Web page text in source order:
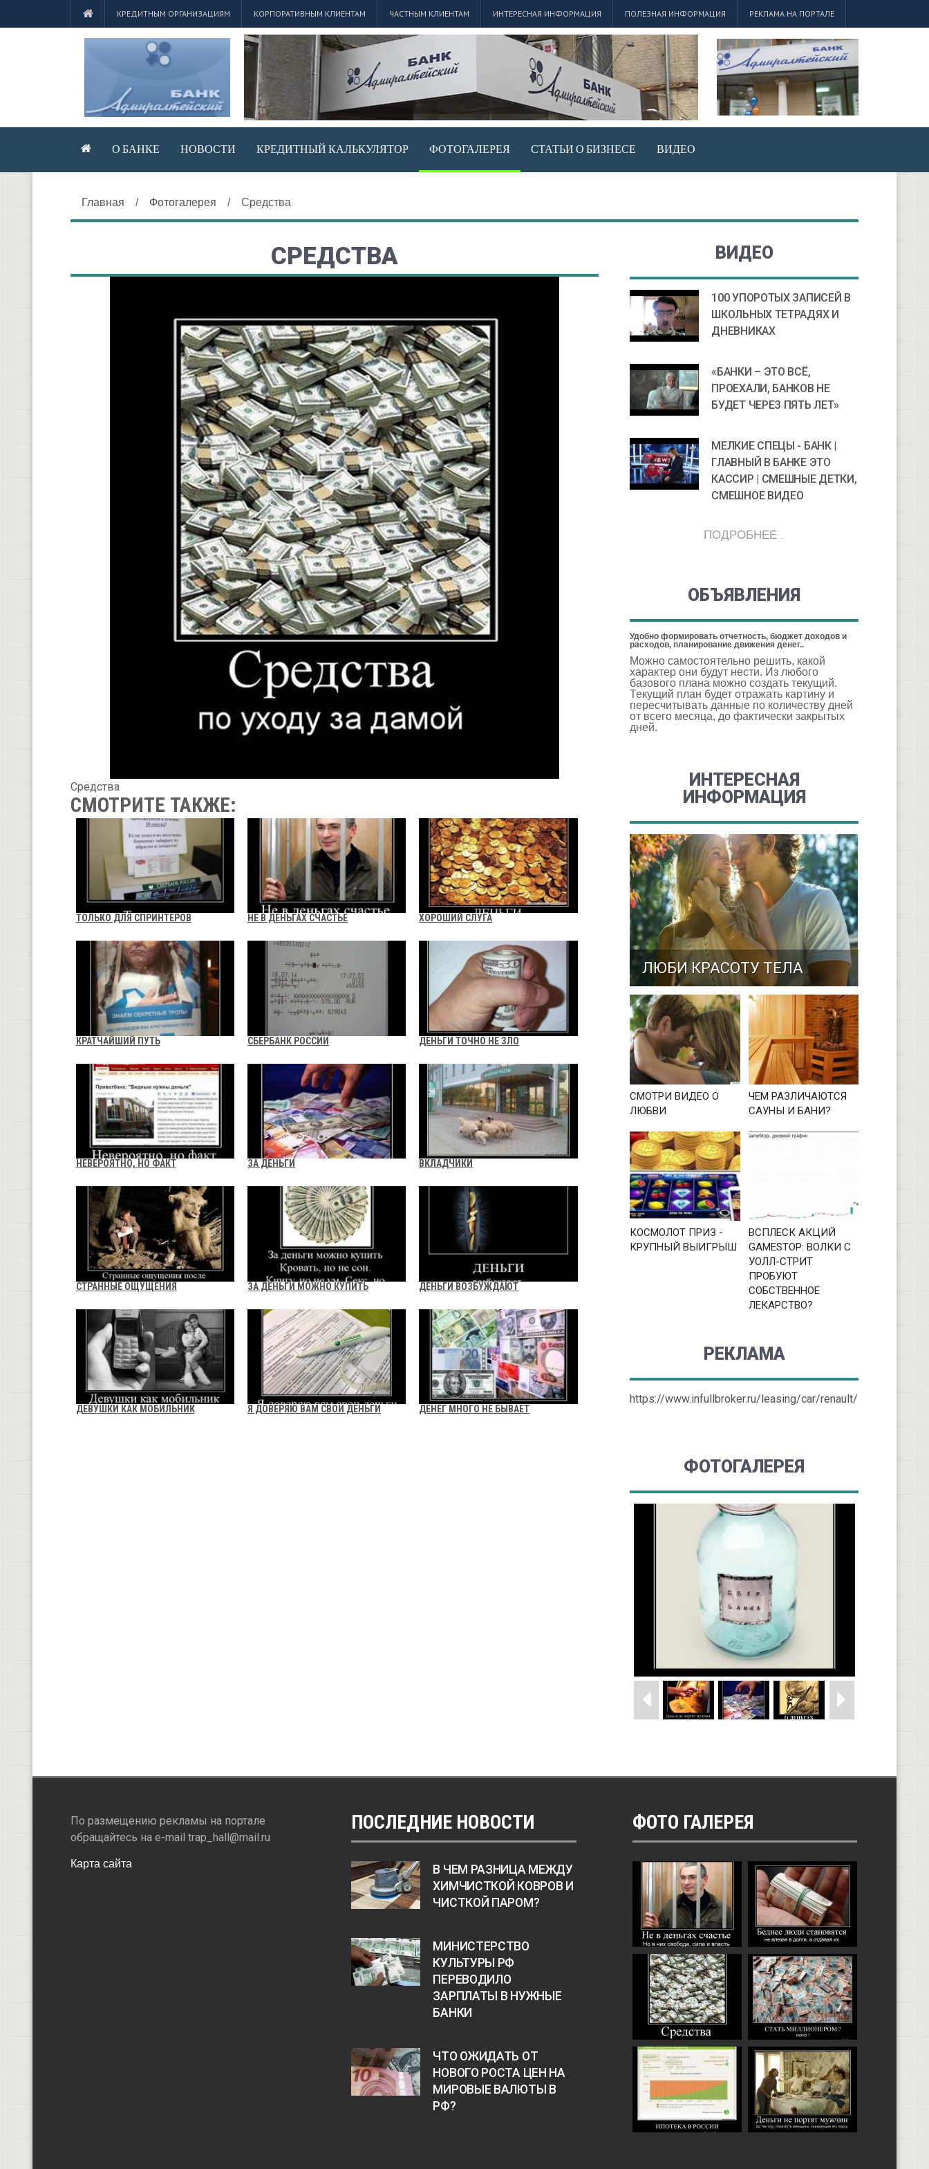
КРЕДИТНЫМ ОРГАНИЗАЦИЯМ КОРПОРАТИВНЫМ КЛИЕНТАМ ЧАСТНЫМ КЛИЕНТАМ ИНТЕРЕСНАЯ ИНФОРМАЦИЯ ПОЛЕЗНАЯ ИНФОРМАЦИЯ РЕКЛАМА НА ПОРТАЛЕ
О БАНКЕ НОВОСТИ КРЕДИТНЫЙ КАЛЬКУЛЯТОР ФОТОГАЛЕРЕЯ СТАТЬИ О БИЗНЕСЕ ВИДЕО
Главная / Фотогалерея / Средства
СРЕДСТВА
Средства
СМОТРИТЕ ТАКЖЕ:
ТОЛЬКО ДЛЯ СПРИНТЕРОВ НЕ В ДЕНЬГАХ СЧАСТЬЕ ХОРОШИЙ СЛУГА
КРАТЧАЙШИЙ ПУТЬ СБЕРБАНК РОССИИ ДЕНЬГИ ТОЧНО НЕ ЗЛО
НЕВЕРОЯТНО, НО ФАКТ ЗА ДЕНЬГИ ВКЛАДЧИКИ
СТРАННЫЕ ОЩУЩЕНИЯ ЗА ДЕНЬГИ МОЖНО КУПИТЬ ДЕНЬГИ ВОЗБУЖДАЮТ
ДЕВУШКИ КАК МОБИЛЬНИК Я ДОВЕРЯЮ ВАМ СВОИ ДЕНЬГИ ДЕНЕГ МНОГО НЕ БЫВАЕТ
ВИДЕО
100 УПОРОТЫХ ЗАПИСЕЙ В
ШКОЛЬНЫХ ТЕТРАДЯХ И
ДНЕВНИКАХ
«БАНКИ – ЭТО ВСЁ,
ПРОЕХАЛИ, БАНКОВ НЕ
БУДЕТ ЧЕРЕЗ ПЯТЬ ЛЕТ»
МЕЛКИЕ СПЕЦЫ - БАНК |
ГЛАВНЫЙ В БАНКЕ ЭТО
КАССИР | СМЕШНЫЕ ДЕТКИ,
СМЕШНОЕ ВИДЕО
ПОДРОБНЕЕ ...
ОБЪЯВЛЕНИЯ
Удобно формировать отчетность, бюджет доходов и
расходов, планирование движения денег..
Можно самостоятельно решить, какой
характер они будут нести. Из любого
базового плана можно создать текущий.
Текущий план будет отражать картину и
пересчитывать данные по количеству дней
от всего месяца, до фактически закрытых
дней.
ИНТЕРЕСНАЯ
ИНФОРМАЦИЯ
ЛЮБИ КРАСОТУ ТЕЛА
СМОТРИ ВИДЕО О
ЛЮБВИ
ЧЕМ РАЗЛИЧАЮТСЯ
САУНЫ И БАНИ?
КОСМОЛОТ ПРИЗ -
КРУПНЫЙ ВЫИГРЫШ
ВСПЛЕСК АКЦИЙ
GAMESTOP: ВОЛКИ С
УОЛЛ-СТРИТ
ПРОБУЮТ
СОБСТВЕННОЕ
ЛЕКАРСТВО?
РЕКЛАМА
https://www.infullbroker.ru/leasing/car/renault/
ФОТОГАЛЕРЕЯ
По размещению рекламы на портале
обращайтесь на e-mail trap_hall@mail.ru
Карта сайта
ПОСЛЕДНИЕ НОВОСТИ
В ЧЕМ РАЗНИЦА МЕЖДУ
ХИМЧИСТКОЙ КОВРОВ И
ЧИСТКОЙ ПАРОМ?
МИНИСТЕРСТВО
КУЛЬТУРЫ РФ
ПЕРЕВОДИЛО
ЗАРПЛАТЫ В НУЖНЫЕ
БАНКИ
ЧТО ОЖИДАТЬ ОТ
НОВОГО РОСТА ЦЕН НА
МИРОВЫЕ ВАЛЮТЫ В
РФ?
ФОТО ГАЛЕРЕЯ